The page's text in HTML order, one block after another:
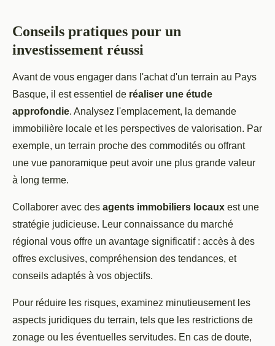
Conseils pratiques pour un
investissement réussi
Avant de vous engager dans l'achat d'un terrain au Pays
Basque, il est essentiel de réaliser une étude
approfondie. Analysez l'emplacement, la demande
immobilière locale et les perspectives de valorisation. Par
exemple, un terrain proche des commodités ou offrant
une vue panoramique peut avoir une plus grande valeur
à long terme.
Collaborer avec des agents immobiliers locaux est une
stratégie judicieuse. Leur connaissance du marché
régional vous offre un avantage significatif : accès à des
offres exclusives, compréhension des tendances, et
conseils adaptés à vos objectifs.
Pour réduire les risques, examinez minutieusement les
aspects juridiques du terrain, tels que les restrictions de
zonage ou les éventuelles servitudes. En cas de doute,